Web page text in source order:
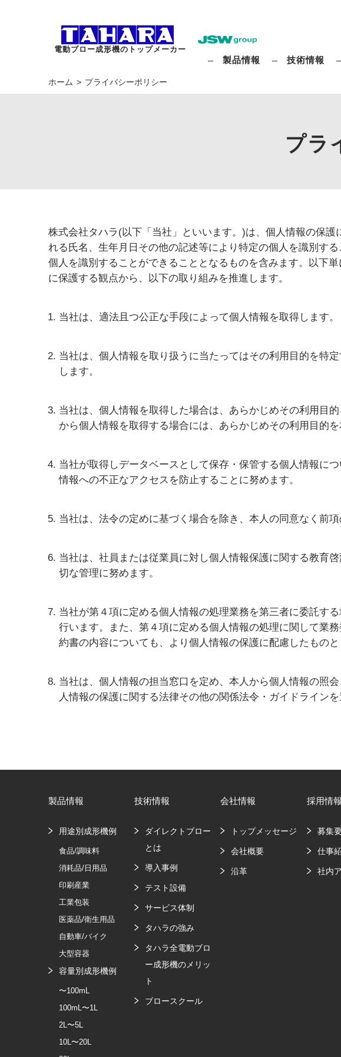
電動ブロー成形機のトップメーカー
製品情報 技術情報
ホーム プライバシーポリシー
プラ
株式会社タハラ(以下「当社」といいます。)は、個人情報の保
れる氏名、生年月日その他の記述等により特定の個人を識別す
個人を識別することができることとなるものを含みます。以下
に保護する観点から、以下の取り組みを推進します。
当社は、適法且つ公正な手段によって個人情報を取得します。
当社は、個人情報を取り扱うに当たってはその利用目的を特
します。
当社は、個人情報を取得した場合は、あらかじめその利用目
から個人情報を取得する場合には、あらかじめその利用目的を
当社が取得しデータベースとして保存・保管する個人情報に
情報への不正なアクセスを防止することに努めます。
当社は、法令の定めに基づく場合を除き、本人の同意なく前
当社は、社員または従業員に対し個人情報保護に関する教育
切な管理に努めます。
当社が第４項に定める個人情報の処理業務を第三者に委託す
行います。また、第４項に定める個人情報の処理に関して業
約書の内容についても、より個人情報の保護に配慮したものと
当社は、個人情報の担当窓口を定め、本人から個人情報の照
人情報の保護に関する法律その他の関係法令・ガイドライン
製品情報
用途別成形機例
食品/調味料
消耗品/日用品
印刷産業
工業包装
医薬品/衛生用品
自動車/バイク
大型容器
容量別成形機例
〜100mL
100mL〜1L
2L〜5L
10L〜20L
技術情報
ダイレクトブロー
とは
導入事例
テスト設備
サービス体制
タハラの強み
タハラ全電動ブロ
ー成形機のメリッ
ト
ブロースクール
会社情報
トップメッセージ
会社概要
沿革
採用情報
募集
仕事
社内